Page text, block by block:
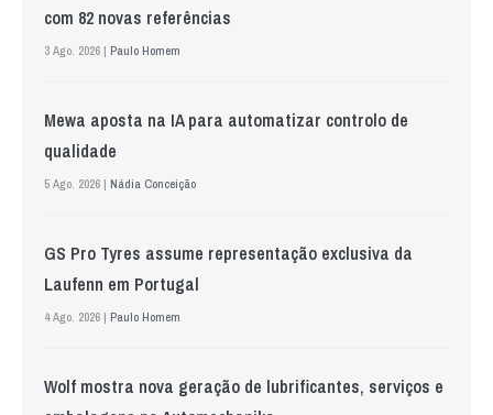
com 82 novas referências
3 Ago. 2026 | Paulo Homem
Mewa aposta na IA para automatizar controlo de
qualidade
5 Ago. 2026 | Nádia Conceição
GS Pro Tyres assume representação exclusiva da
Laufenn em Portugal
4 Ago. 2026 | Paulo Homem
Wolf mostra nova geração de lubrificantes, serviços e